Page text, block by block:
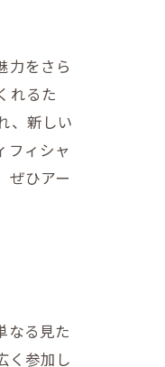
力をさら
れるた
、新しい
フィシャ
ぜひアー
なる見た
く参加し